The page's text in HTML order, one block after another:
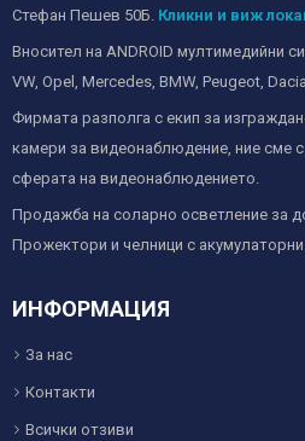
Стефан Пешев 50Б. Кликни и виж
Вносител на ANDROID мултимедийни
VW, Opel, Mercedes, BMW, Peugeot,
Фирмата разполга с екип за
камери за видеонаблюдение, ние сме
сферата на видеонаблюдението.
Продажба на соларно осветление за
Прожектори и челници с акумулаторни
ИНФОРМАЦИЯ
За нас
Контакти
Всички отзиви